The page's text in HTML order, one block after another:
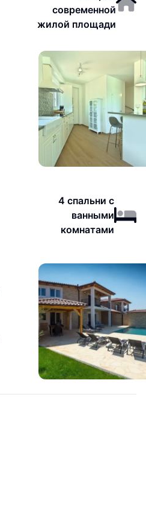
современной
жилой площади
4 спальни с
ванными
комнатами